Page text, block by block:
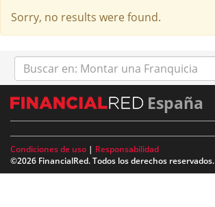
Sorry, no results were found.
Buscar
en:
España
Condiciones de uso | Responsabilidad
©2026 FinancialRed. Todos los derechos reservados.